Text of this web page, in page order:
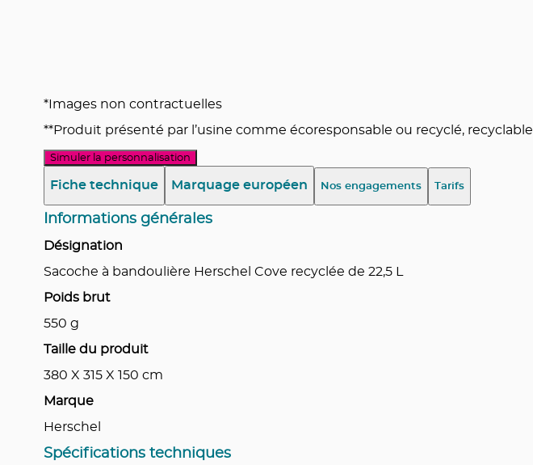
*Images non contractuelles
**Produit présenté par l’usine comme écoresponsable ou recyclé, recyclable
Simuler la personnalisation
Fiche technique Marquage européen Nos engagements Tarifs
Informations générales
Désignation
Sacoche à bandoulière Herschel Cove recyclée de 22,5 L
Poids brut
550 g
Taille du produit
380 X 315 X 150 cm
Marque
Herschel
Spécifications techniques